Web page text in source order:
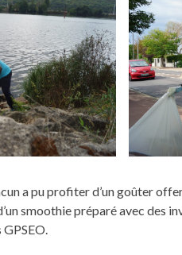
a pu profiter d’un goûter
smoothie préparé avec des